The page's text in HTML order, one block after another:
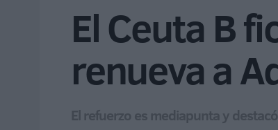
El Ceuta B
renueva a
El refuerzo es mediapunta y